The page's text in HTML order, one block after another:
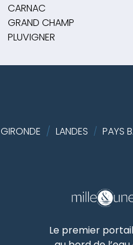
CARNAC
GRAND CHAMP
PLUVIGNER
GIRONDE / LANDES / PAYS
Le premier